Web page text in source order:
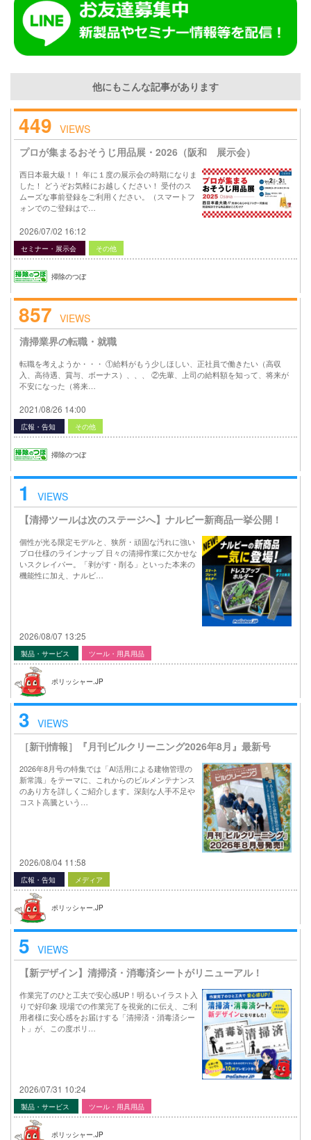
他にもこんな記事があります
449 VIEWS
プロが集まるおそうじ用品展・2026（阪和 展示会）
西日本最大級！！ 年に１度の展示会の時期になりま
した！ どうぞお気軽にお越しください！ 受付のス
ムーズな事前登録をご利用ください。（スマートフ
ォンでのご登録はで…
2026/07/02 16:12
セミナー・展示会 その他
掃除のつぼ
857 VIEWS
清掃業界の転職・就職
転職を考えようか・・・ ①給料がもう少しほしい、正社員で働きたい（高収
入、高待遇、賞与、ボーナス）、、、 ②先輩、上司の給料額を知って、将来が
不安になった（将来…
2021/08/26 14:00
広報・告知 その他
掃除のつぼ
1
VIEWS
【清掃ツールは次のステージへ】ナルビー新商品一挙公開！
個性が光る限定モデルと、狭所・頑固な汚れに強い
プロ仕様のラインナップ 日々の清掃作業に欠かせな
いスクレイパー。「剥がす・削る」といった本来の
機能性に加え、ナルビ…
2026/08/07 13:25
製品・サービス ツール・用具用品
ポリッシャー.JP
3 VIEWS
［新刊情報］『月刊ビルクリーニング2026年8月』最新号
2026年8月号の特集では「AI活用による建物管理の
新常識」をテーマに、これからのビルメンテナンス
のあり方を詳しくご紹介します。深刻な人手不足や
コスト高騰という…
2026/08/04 11:58
広報・告知 メディア
ポリッシャー.JP
5 VIEWS
【新デザイン】清掃済・消毒済シートがリニューアル！
作業完了のひと工夫で安心感UP！明るいイラスト入
りで好印象 現場での作業完了を視覚的に伝え、ご利
用者様に安心感をお届けする「清掃済・消毒済シー
ト」が、この度ポリ…
2026/07/31 10:24
製品・サービス ツール・用具用品
ポリッシャー.JP